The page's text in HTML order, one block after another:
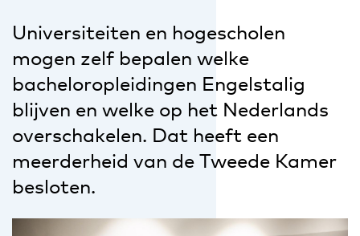
Universiteiten en hogescholen
mogen zelf bepalen welke
bacheloropleidingen Engelstalig
blijven en welke op het Nederlands
overschakelen. Dat heeft een
meerderheid van de Tweede Kamer
besloten.